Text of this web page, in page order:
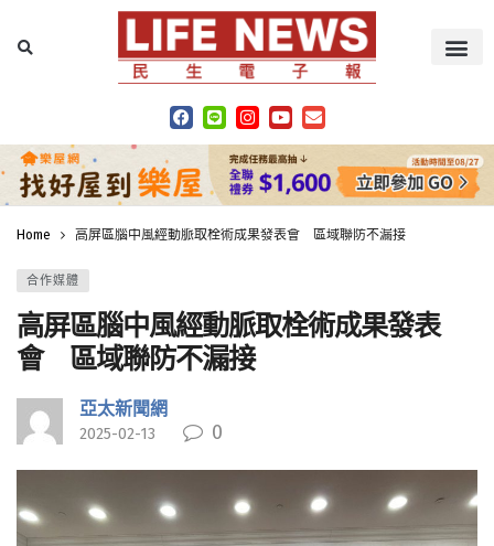
Home 高屏區腦中風經動脈取栓術成果發表會 區域聯防不漏接
合作媒體
高屏區腦中風經動脈取栓術成果發表
會 區域聯防不漏接
亞太新聞網
2025-02-13 0